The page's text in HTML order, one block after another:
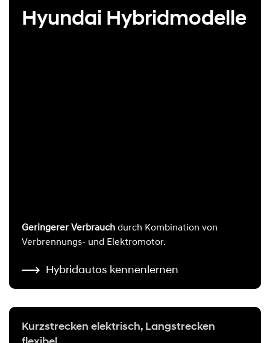
Hyundai Hybridmodelle
Geringerer Verbrauch durch Kombination von
Verbrennungs- und Elektromotor.
Hybridautos kennenlernen
Kurzstrecken elektrisch, Langstrecken